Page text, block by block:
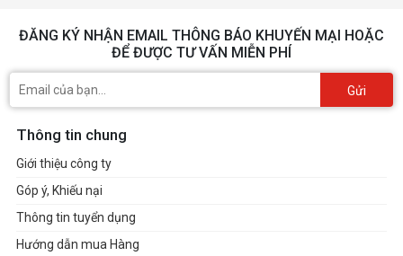
ĐĂNG KÝ NHẬN EMAIL THÔNG BÁO KHUYẾN MẠI HOẶC
ĐỂ ĐƯỢC TƯ VẤN MIỄN PHÍ
Gửi
Thông tin chung
Giới thiệu công ty
Góp ý, Khiếu nại
Thông tin tuyển dụng
Hướng dẫn mua Hàng